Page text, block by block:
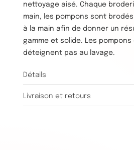
nettoyage aisé. Chaque
main, les pompons sont
à la main afin de donner un
gamme et solide. Les
déteignent pas au lavage.
Détails
Livraison et retours